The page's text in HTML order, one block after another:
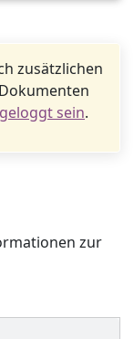
zusätzlichen
sein.
zur